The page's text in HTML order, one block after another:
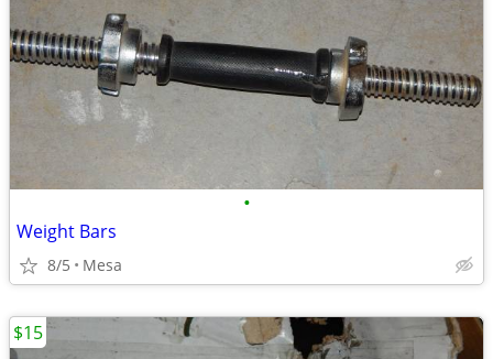
•
Weight Bars
8/5 Mesa
$15